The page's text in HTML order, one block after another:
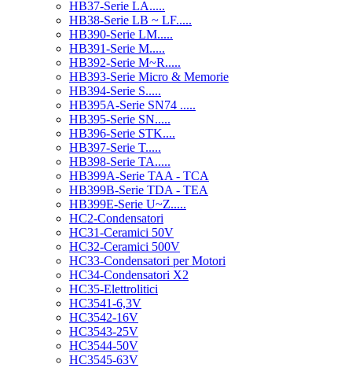
HB37-Serie LA.....
HB38-Serie LB ~ LF.....
HB390-Serie LM.....
HB391-Serie M.....
HB392-Serie M~R.....
HB393-Serie Micro & Memorie
HB394-Serie S.....
HB395A-Serie SN74 .....
HB395-Serie SN.....
HB396-Serie STK....
HB397-Serie T.....
HB398-Serie TA.....
HB399A-Serie TAA - TCA
HB399B-Serie TDA - TEA
HB399E-Serie U~Z.....
HC2-Condensatori
HC31-Ceramici 50V
HC32-Ceramici 500V
HC33-Condensatori per Motori
HC34-Condensatori X2
HC35-Elettrolitici
HC3541-6,3V
HC3542-16V
HC3543-25V
HC3544-50V
HC3545-63V